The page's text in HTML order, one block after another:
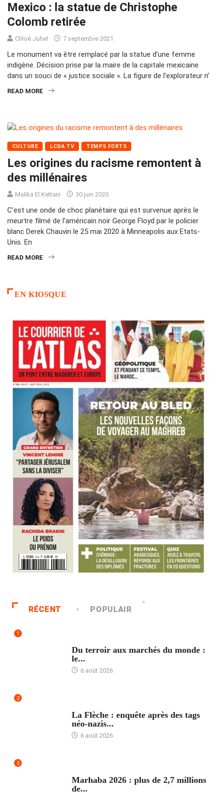
Mexico : la statue de Christophe
Colomb retirée
Chloé Juhel 7 septembre 2021
Le monument va être remplacé par la statue d’une femme
indigène. Décision prise par la maire de la capitale mexicaine
dans un souci de « justice sociale ». La figure de l’explorateur n’
READ MORE
CULTURE LCDA TV TEMPS FORTS
Les origines du racisme remontent à
des millénaires
Malika El Kettani 30 juin 2020
C’est une onde de choc planétaire qui est survenue après le
meurtre filmé de l’américain noir George Floyd par le policier
blanc Derek Chauvin le 25 mai 2020 à Minneapolis aux Etats-
Unis. En
READ MORE
EN KIOSQUE
RÉCENT POPULAIR
1
Du terroir aux marchés du monde :
le...
6 août 2026
2
La Flèche : enquête après des tags
néo-nazis...
6 août 2026
3
Marhaba 2026 : plus de 2,7 millions
de...